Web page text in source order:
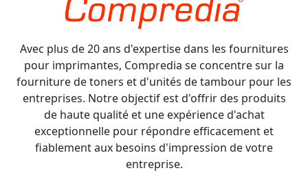
Avec plus de 20 ans d'expertise dans les fournitures
pour imprimantes, Compredia se concentre sur la
fourniture de toners et d'unités de tambour pour les
entreprises. Notre objectif est d'offrir des produits
de haute qualité et une expérience d'achat
exceptionnelle pour répondre efficacement et
fiablement aux besoins d'impression de votre
entreprise.